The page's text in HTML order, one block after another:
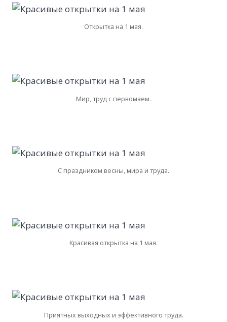
Открытка на 1 мая.
Мир, труд с первомаем.
С праздником весны, мира и труда.
Красивая открытка на 1 мая.
Приятных выходных и эффективного труда.